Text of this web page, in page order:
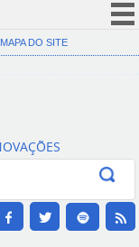
(COVID-19)
Canais
MAPA DO SITE